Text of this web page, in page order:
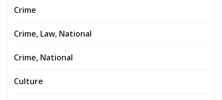
Crime
Crime, Law, National
Crime, National
Culture